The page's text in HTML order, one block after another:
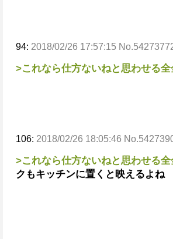
94: 2018/02/26 17:57:15
>これなら仕方ないねと思わせる
106: 2018/02/26 18:05:46
>これなら仕方ないねと思わせる
クもキッチンに置くと映えるよね